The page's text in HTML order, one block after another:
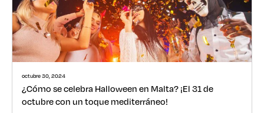
octubre 30, 2024
¿Cómo se celebra Halloween en Malta? ¡El 31 de
octubre con un toque mediterráneo!